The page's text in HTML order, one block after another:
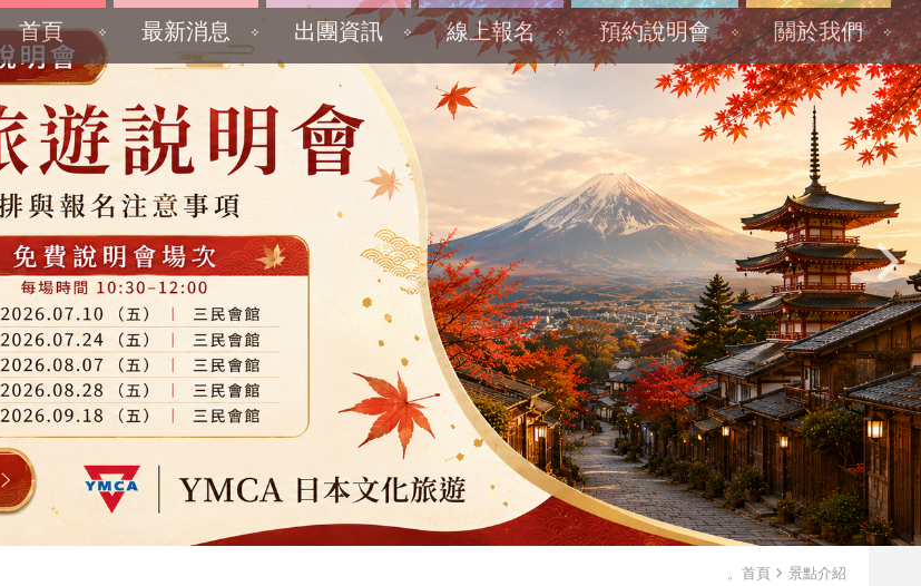
首頁 最新消息 出團資訊 線上報名 預約說明會 關於我們
。首頁 景點介紹